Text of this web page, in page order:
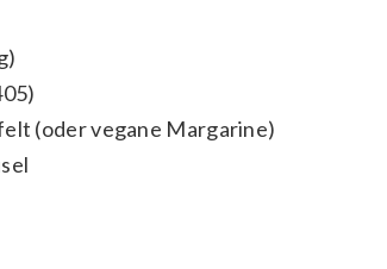
(oder vegane Margarine)